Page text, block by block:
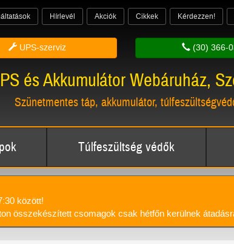
Hírlevél Akciók Cikkek Kérdezzen!
UPS-szerviz (30) 366-
és Akkumulátor Webáruház,
Szünetmentes táp, akkumulátor,
Túlfeszültség védők
között!
összekészített csomagok csak hétfőn kerülnek